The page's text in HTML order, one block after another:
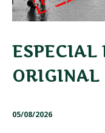
ESPECIAL
ORIGINAL
05/08/2026